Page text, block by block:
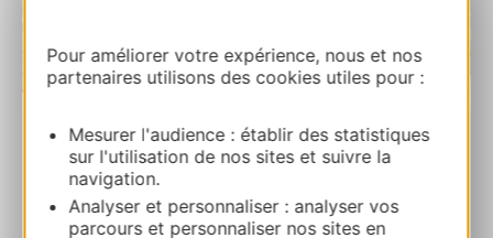
Pour améliorer votre expérience, nous et nos
partenaires utilisons des cookies utiles pour :
Mesurer l'audience : établir des statistiques
sur l'utilisation de nos sites et suivre la
navigation.
Analyser et personnaliser : analyser vos
parcours et personnaliser nos sites en
Leaflet| Map data ©OpenStreetMap contributors
LA LOZERETTE
Cocurès 48400 BEDOUES-COCURES